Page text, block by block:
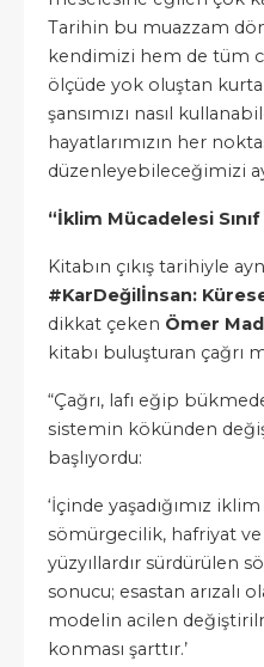
Tarihin bu muazzam
kendimizi hem de tüm
ölçüde yok oluştan
şansımızı nasıl
hayatlarımızın her
düzenleyebileceğimizi
“İklim Mücadelesi
Kitabın çıkış tarihiyle
#KarDeğilİnsan:
dikkat çeken Ömer
kitabı buluşturan çağrı
“Çağrı, lafı eğip
sistemin kökünden
başlıyordu:
‘İçinde yaşadığımız
sömürgecilik, hafriyat ve
yüzyıllardır sürdürülen
sonucu; esastan arızalı
modelin acilen
konması şarttır.’